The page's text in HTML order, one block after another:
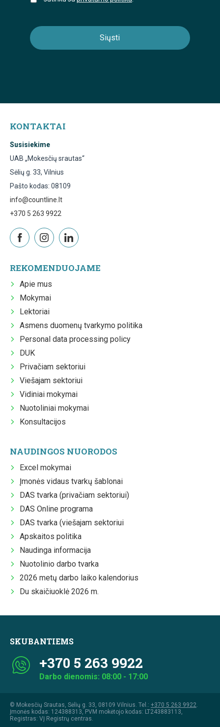
KONTAKTAI
Susisiekime
UAB „Mokesčių srautas“
Sėlių g. 33, Vilnius
Pašto kodas: 08109
info@countline.lt
+370 5 263 9922
REKOMENDUOJAME
Apie mus
Mokymai
Lektoriai
Asmens duomenų tvarkymo politika
Personal data processing policy
DUK
Privačiam sektoriui
Viešajam sektoriui
Vidiniai mokymai
Nuotoliniai mokymai
Konsultacijos
NAUDINGOS NUORODOS
Excel mokymai
Įmonės vidaus tvarkų šablonai
DAS tvarka (privačiam sektoriui)
DAS Online programa
DAS tvarka (viešajam sektoriui
Apskaitos politika
Naudinga informacija
Nuotolinio darbo tvarka
2026 metų darbo laiko kalendorius
Du skaičiuoklė 2026 m.
SKUBANTIEMS
+370 5 263 9922
Darbo dienomis: 08:00 - 17:00
© Mokesčių Srautas, Sėlių g. 33, 08109 Vilnius. Tel.: +370 5 263 9922
Įmonės kodas: 124388313, PVM mokėtojo kodas: LT243883113,
Registras: VĮ Registrų centras.